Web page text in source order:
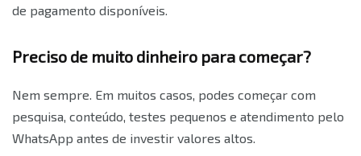
de pagamento disponíveis.
Preciso de muito dinheiro para começar?
Nem sempre. Em muitos casos, podes começar com
pesquisa, conteúdo, testes pequenos e atendimento pelo
WhatsApp antes de investir valores altos.